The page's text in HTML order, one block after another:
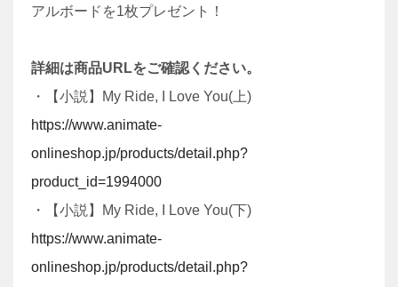
アルボードを1枚プレゼント！
詳細は商品URLをご確認ください。
・【小説】My Ride, I Love You(上)
https://www.animate-
onlineshop.jp/products/detail.php?
product_id=1994000
・【小説】My Ride, I Love You(下)
https://www.animate-
onlineshop.jp/products/detail.php?